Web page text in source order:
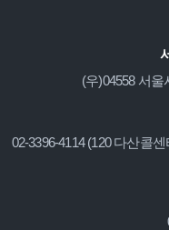
(우)04558 서
02-3396-4114 (120 다산콜